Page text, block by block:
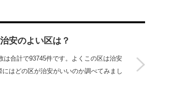
安のよい区は？
は合計で93745件です。よくこの区は治安
はどの区が治安がいいのか調べてみまし